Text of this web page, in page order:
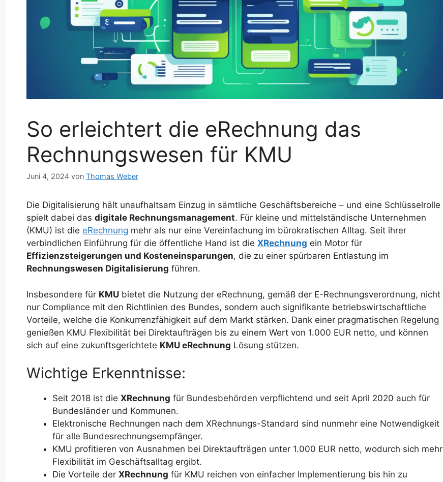
So erleichtert die eRechnung das
Rechnungswesen für KMU
Juni 4, 2024 von Thomas Weber
Die Digitalisierung hält unaufhaltsam Einzug in sämtliche Geschäftsbereiche – und eine Schlüsselrolle
spielt dabei das digitale Rechnungsmanagement. Für kleine und mittelständische Unternehmen
(KMU) ist die eRechnung mehr als nur eine Vereinfachung im bürokratischen Alltag. Seit ihrer
verbindlichen Einführung für die öffentliche Hand ist die XRechnung ein Motor für
Effizienzsteigerungen und Kosteneinsparungen, die zu einer spürbaren Entlastung im
Rechnungswesen Digitalisierung führen.
Insbesondere für KMU bietet die Nutzung der eRechnung, gemäß der E-Rechnungsverordnung, nicht
nur Compliance mit den Richtlinien des Bundes, sondern auch signifikante betriebswirtschaftliche
Vorteile, welche die Konkurrenzfähigkeit auf dem Markt stärken. Dank einer pragmatischen Regelung
genießen KMU Flexibilität bei Direktaufträgen bis zu einem Wert von 1.000 EUR netto, und können
sich auf eine zukunftsgerichtete KMU eRechnung Lösung stützen.
Wichtige Erkenntnisse:
Seit 2018 ist die XRechnung für Bundesbehörden verpflichtend und seit April 2020 auch für
Bundesländer und Kommunen.
Elektronische Rechnungen nach dem XRechnungs-Standard sind nunmehr eine Notwendigkeit
für alle Bundesrechnungsempfänger.
KMU profitieren von Ausnahmen bei Direktaufträgen unter 1.000 EUR netto, wodurch sich mehr
Flexibilität im Geschäftsalltag ergibt.
Die Vorteile der XRechnung für KMU reichen von einfacher Implementierung bis hin zu